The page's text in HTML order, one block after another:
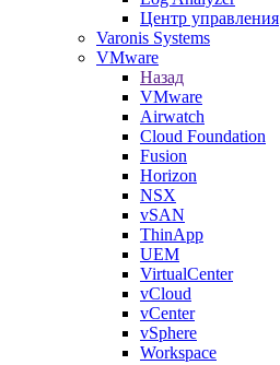
Центр управления
Varonis Systems
VMware
Назад
VMware
Airwatch
Cloud Foundation
Fusion
Horizon
NSX
vSAN
ThinApp
UEM
VirtualCenter
vCloud
vCenter
vSphere
Workspace